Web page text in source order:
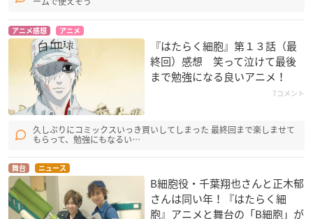
アニメ感想 アニメ
『はたらく細胞』第１３話（最
終回）感想 笑って泣けて最後
まで勉強になる良いアニメ！
7コメント
久しぶりにコミックスいっき買いしてしまった 最終回まで楽しませて
もらって、勉強にもなるい…
舞台 ニュース
B細胞役・千葉翔也さんと正木郁
さんは同い年！『はたらく細
胞』アニメと舞台の「B細胞」が